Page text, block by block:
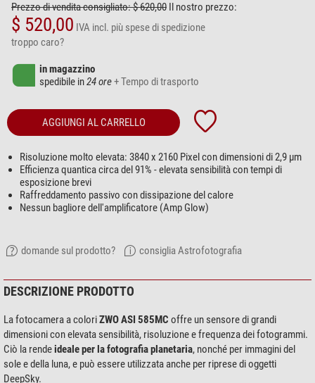
Prezzo di vendita consigliato: $ 620,00 Il nostro prezzo:
$ 520,00 IVA incl. più spese di spedizione
troppo caro?
in magazzino
spedibile in24 ore+ Tempo di trasporto
AGGIUNGI AL CARRELLO
Risoluzione molto elevata: 3840 x 2160 Pixel con dimensioni di 2,9 µm
Efficienza quantica circa del 91% - elevata sensibilità con tempi di
esposizione brevi
Raffreddamento passivo con dissipazione del calore
Nessun bagliore dell'amplificatore (Amp Glow)
domande sul prodotto? consiglia Astrofotografia
DESCRIZIONE PRODOTTO
La fotocamera a coloriZWO ASI 585MC offre un sensore di grandi
dimensioni con elevata sensibilità, risoluzione e frequenza dei fotogrammi.
Ciò la rendeideale per la fotografia planetaria, nonché per immagini del
sole e della luna, e può essere utilizzata anche per riprese di oggetti
DeepSky.